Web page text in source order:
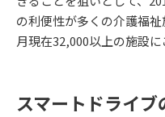
の利便性が多くの介護福
月現在32,000以上の施設に
スマートドライブ